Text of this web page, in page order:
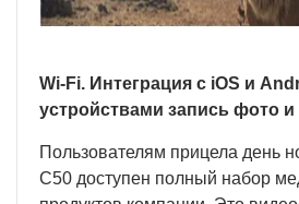
Wi-Fi. Интеграция с iOS и
устройствами запись фото
Пользователям прицела день
C50 доступен полный набор